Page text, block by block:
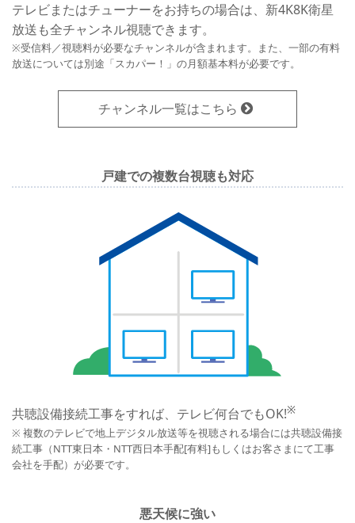
テレビまたはチューナーをお持ちの場合は、新4K8K衛星
放送も全チャンネル視聴できます。
※受信料／視聴料が必要なチャンネルが含まれます。また、一部の有料
放送については別途「スカパー！」の月額基本料が必要です。
チャンネル一覧はこちら
戸建での複数台視聴も対応
共聴設備接続工事をすれば、テレビ何台でもOK!※
※ 複数のテレビで地上デジタル放送等を視聴される場合には共聴設備接
続工事（NTT東日本・NTT西日本手配[有料]もしくはお客さまにて工事
会社を手配）が必要です。
悪天候に強い